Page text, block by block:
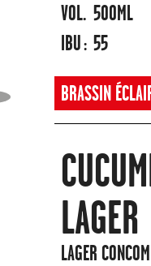
VOL. 500ML
IBU : 55
BRASSIN
LAGER
LAGER